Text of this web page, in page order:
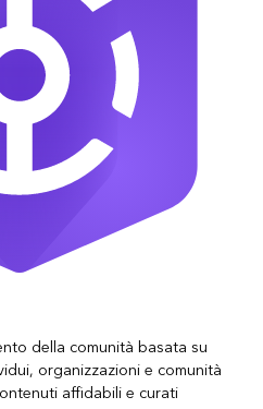
della comunità basata su
organizzazioni e comunità
affidabili e curati